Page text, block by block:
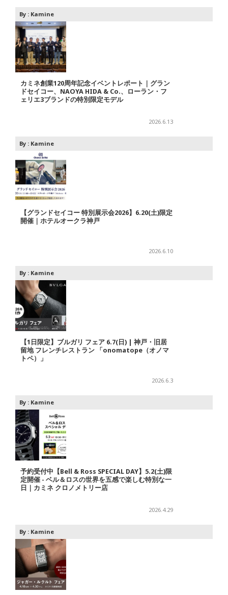
By : Kamine
カミネ創業120周年記念イベントレポート｜グラン
ドセイコー、NAOYA HIDA & Co.、ローラン・フ
ェリエ3ブランドの特別限定モデル
2026.6.13
By : Kamine
【グランドセイコー 特別展示会2026】6.20(土)限定
開催｜ホテルオークラ神戸
2026.6.10
By : Kamine
【1日限定】ブルガリ フェア 6.7(日) | 神戸・旧居
留地 フレンチレストラン 「onomatope（オノマ
トペ）」
2026.6.3
By : Kamine
予約受付中【Bell & Ross SPECIAL DAY】5.2(土)限
定開催 - ベル＆ロスの世界を五感で楽しむ特別な一
日｜カミネ クロノメトリー店
2026.4.29
By : Kamine